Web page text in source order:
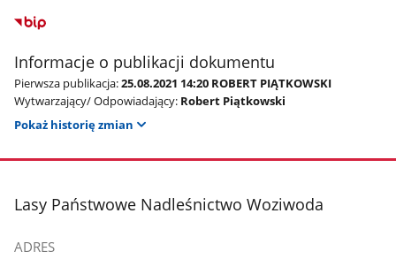
Informacje o publikacji dokumentu
Pierwsza publikacja:25.08.2021 14:20 ROBERT PIĄTKOWSKI
Wytwarzający/ Odpowiadający: Robert Piątkowski
Pokaż historię zmian
stopka
Lasy Państwowe Nadleśnictwo Woziwoda
ADRES